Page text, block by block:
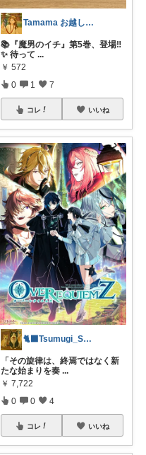
Tamama お越しくださり感謝です💖
📚『魔男のイチ』第5巻、登場‼️
✨ 待って ...
￥ 572
0 1 7
コレ いいね
🐈‍⬛Tsumugi_Style🐈
「その旋律は、終焉ではなく新
たな始まりを奏 ...
￥ 7,722
0 0 4
コレ いいね